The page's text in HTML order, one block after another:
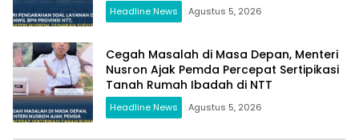
Headline News Agustus 5, 2026
Cegah Masalah di Masa Depan, Menteri
Nusron Ajak Pemda Percepat Sertipikasi
Tanah Rumah Ibadah di NTT
Headline News Agustus 5, 2026